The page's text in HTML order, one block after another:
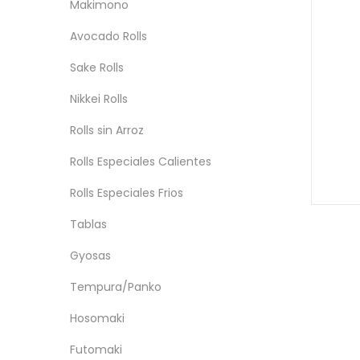
Makimono
Avocado Rolls
Sake Rolls
Nikkei Rolls
Rolls sin Arroz
Rolls Especiales Calientes
Rolls Especiales Frios
Tablas
Gyosas
Tempura/Panko
Hosomaki
Futomaki